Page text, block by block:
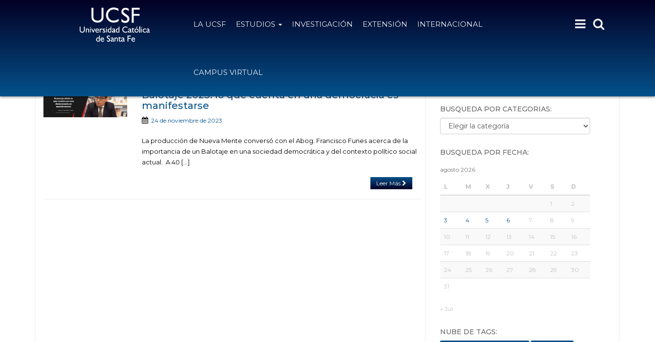
LA UCSF ESTUDIOS INVESTIGACIÓN EXTENSIÓN INTERNACIONAL
CAMPUS VIRTUAL
Balotaje 2023: lo que cuenta en una democracia es
manifestarse
24 de noviembre de 2023
La producción de Nueva Mente conversó con el Abog. Francisco Funes acerca de la
importancia de un Balotaje en una sociedad democrática y del contexto político social
actual. A 40 […]
Leer Más
BÚSQUEDA POR CATEGORÍAS:
Búsqueda por categorías:
BÚSQUEDA POR FECHA:
agosto 2026
L M X J V S D
1 2
3 4 5 6 7 8 9
10 11 12 13 14 15 16
17 18 19 20 21 22 23
24 25 26 27 28 29 30
31
« Jul
NUBE DE TAGS: